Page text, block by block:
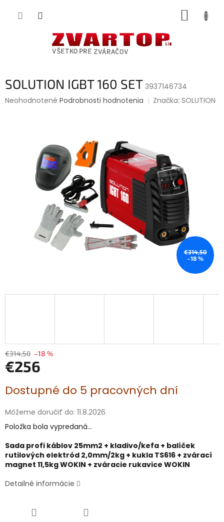
SOLUTION IGBT 160 SET 3937146734
Priemerné
hviezdičiek.
Neohodnotené Podrobnosti hodnotenia Značka:SOLUTION
€314,50
–18 %
€314,50 –18 %
€256
cena:
Dostupné do 5 pracovných dní
Môžeme doručiť do: 11.8.2026
Položka bola vypredaná…
Sada profi káblov 25mm2 + kladivo/kefa + balíček
rutilových elektród 2,0mm/2kg + kukla TS616 + zvárací
magnet 11,5kg WOKIN + zváracie rukavice WOKIN
Detailné informácie